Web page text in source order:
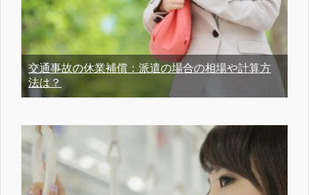
交通事故の休業補償：派遣の場合の相場や計算方
法は？